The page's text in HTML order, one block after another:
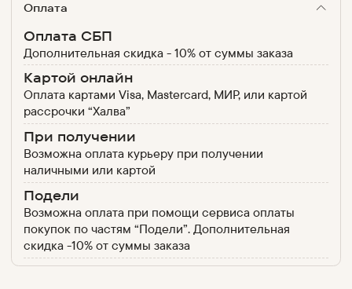
Оплата
Оплата СБП
Дополнительная скидка - 10% от суммы заказа
Картой онлайн
Оплата картами Visa, Mastercard, МИР, или картой
рассрочки “Халва”
При получении
Возможна оплата курьеру при получении
наличными или картой
Подели
Возможна оплата при помощи сервиса оплаты
покупок по частям “Подели”. Дополнительная
скидка -10% от суммы заказа